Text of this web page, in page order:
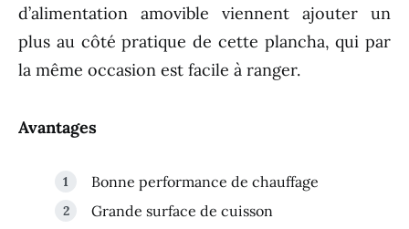
d’alimentation amovible viennent ajouter un
plus au côté pratique de cette plancha, qui par
la même occasion est facile à ranger.
Avantages
Bonne performance de chauffage
Grande surface de cuisson